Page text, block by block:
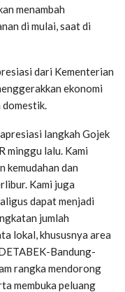
menambah
di mulai, saat di
dari Kementerian
ekonomi
langkah Gojek
minggu lalu. Kami
kemudahan dan
Kami juga
dapat menjadi
jumlah
lokal, khususnya area
Bandung-
rangka mendorong
membuka peluang